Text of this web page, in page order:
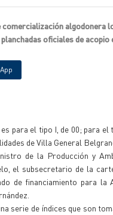
algodonera
oficiales de
para el tipo I, de 00; para el
de Villa General
de la Producción y
el subsecretario de la
de financiamiento para la
serie de índices que son